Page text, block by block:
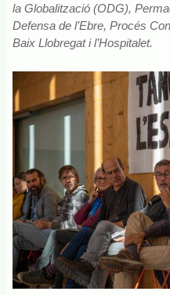
la Globalització (ODG),
Defensa de l’Ebre, Procés
Baix Llobregat i l’Hospitalet.